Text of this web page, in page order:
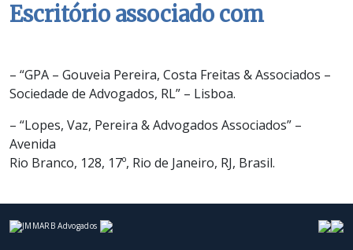
Escritório associado com
– “GPA – Gouveia Pereira, Costa Freitas & Associados –
Sociedade de Advogados, RL” – Lisboa.
– “Lopes, Vaz, Pereira & Advogados Associados” –
Avenida
Rio Branco, 128, 17º, Rio de Janeiro, RJ, Brasil.